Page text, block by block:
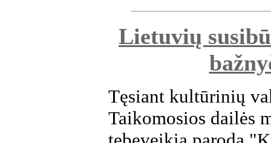
Lietuvių
Tęsiant kultūrinių
Taikomosios dailės